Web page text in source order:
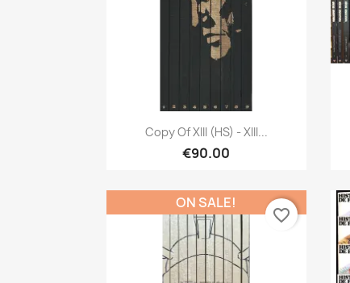
Quick view
Copy Of XIII (HS) - XIII...
€90.00
ON SALE!
favorite_border